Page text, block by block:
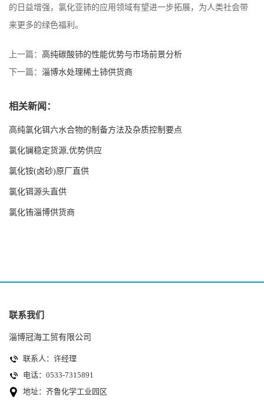
的日益增强，氯化亚铈的应用领域有望进一步拓展，为人类社会带
来更多的绿色福利。
上一篇： 高纯碳酸铈的性能优势与市场前景分析
下一篇： 淄博水处理稀土铈供货商
相关新闻：
高纯氯化铒六水合物的制备方法及杂质控制要点
氯化镧稳定货源,优势供应
氯化铵(卤砂)原厂直供
氯化铒源头直供
氯化铕淄博供货商
联系我们
淄博冠海工贸有限公司
联系人：许经理
电话：0533-7315891
地址：齐鲁化学工业园区